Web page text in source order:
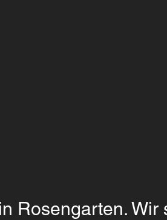
in Rosengarten. Wir